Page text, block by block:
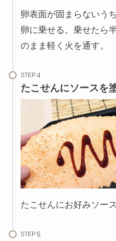
卵表面が固まらないう
卵に乗せる。乗せたら
のまま軽く火を通す。
STEP
たこせんにソースを
たこせんにお好みソー
STEP